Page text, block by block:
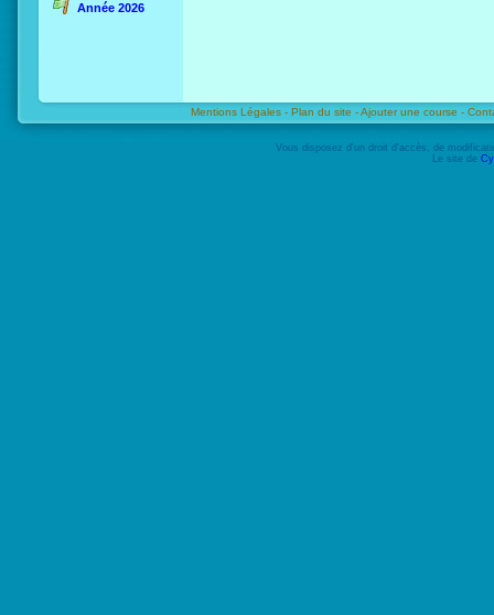
Année 2026
Mentions Légales - Plan du site -Ajouter une course -
Vous disposez d'un droit d'accès, de
Le site de